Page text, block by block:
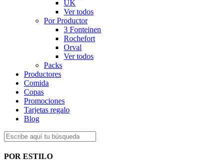
UK
Ver todos
Por Productor
3 Fonteinen
Rochefort
Orval
Ver todos
Packs
Productores
Comida
Copas
Promociones
Tarjetas regalo
Blog
POR ESTILO